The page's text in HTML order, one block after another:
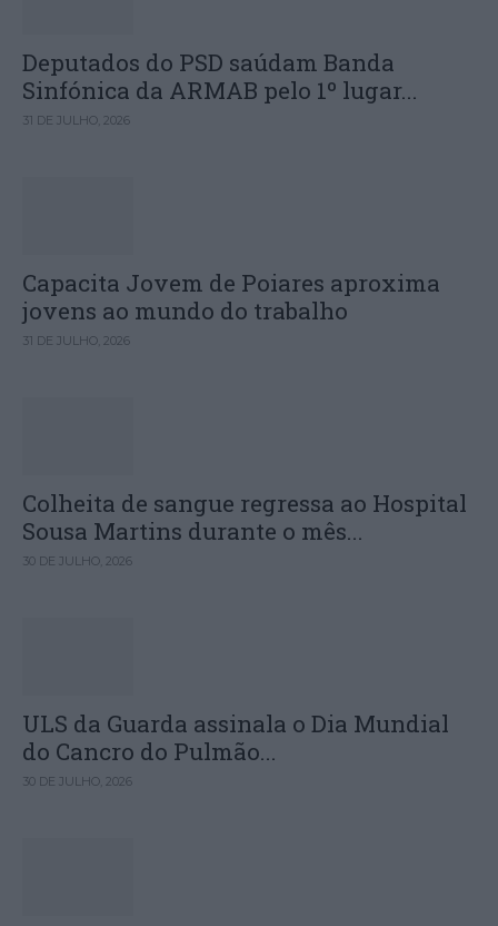
Deputados do PSD saúdam Banda
Sinfónica da ARMAB pelo 1º lugar...
31 DE JULHO, 2026
Capacita Jovem de Poiares aproxima
jovens ao mundo do trabalho
31 DE JULHO, 2026
Colheita de sangue regressa ao Hospital
Sousa Martins durante o mês...
30 DE JULHO, 2026
ULS da Guarda assinala o Dia Mundial
do Cancro do Pulmão...
30 DE JULHO, 2026